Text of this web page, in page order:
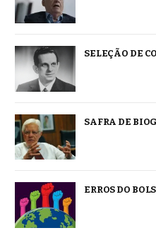
SELEÇÃO DE
SAFRA DE
ERROS DO